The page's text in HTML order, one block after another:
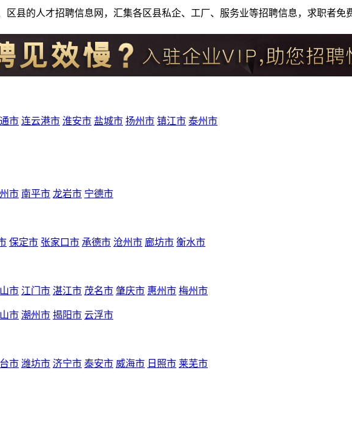
区县的人才招聘信息网，汇集各区县私企、工厂、服务业等招聘信息，求职者
市 连云港市 淮安市 盐城市 扬州市 镇江市 泰州市
市 南平市 龙岩市 宁德市
保定市 张家口市 承德市 沧州市 廊坊市 衡水市
市 江门市 湛江市 茂名市 肇庆市 惠州市 梅州市
市 潮州市 揭阳市 云浮市
市 潍坊市 济宁市 泰安市 威海市 日照市 莱芜市